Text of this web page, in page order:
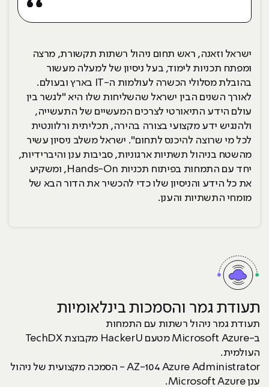
ישראל וזאנה, ראש תחום ניהול רשתות תקשורת, מרצה
ומפתח תכניות לימוד, בעל ניסיון של למעלה מעשור
בהובלת מסלולי הכשרה לעולמות ה-IT בארץ ובעולם.
לאורך השנים הבין ישראל שהשליחות שלו היא "לגשר בין
עולם הידע התיאורטי לצרכים המעשיים של התעשייה,
ולהנגיש ידע מקצועי בצורה בהירה, תכליתית ורלוונטית
לכל מי שרוצה להיכנס לתחום". ישראל משלב ניסיון עשיר
מהשטח בניהול תשתיות ארגוניות, סביבות ענן והיברידיות,
יחד עם התמחות בפיתוח תכניות Hands-On, ומשקיע
את כל הידע והניסיון שלו כדי להכשיר את הדור הבא של
מומחי התשתיות והענן.
עוד על הקורס
תעודת גמר והסמכות בינלאומיות
תעודת גמר ניהול רשתות עם התמחות
ב-Microsoft Azure מטעם HackerU מקבוצת TechDX
העולמית.
AZ-104 Azure Administrator - הסמכה מקצועית של ניהול
ענן Microsoft Azure.